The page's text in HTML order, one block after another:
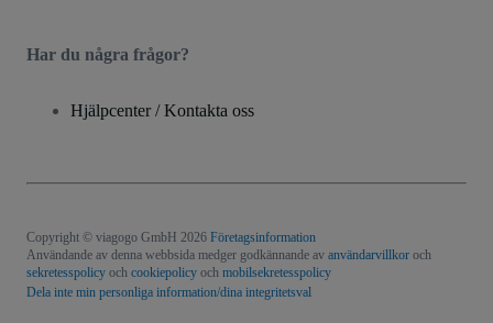
Har du några frågor?
Hjälpcenter / Kontakta oss
Copyright © viagogo GmbH 2026 Företagsinformation
Användande av denna webbsida medger godkännande av användarvillkor och
sekretesspolicy och cookiepolicy och mobilsekretesspolicy
Dela inte min personliga information/dina integritetsval